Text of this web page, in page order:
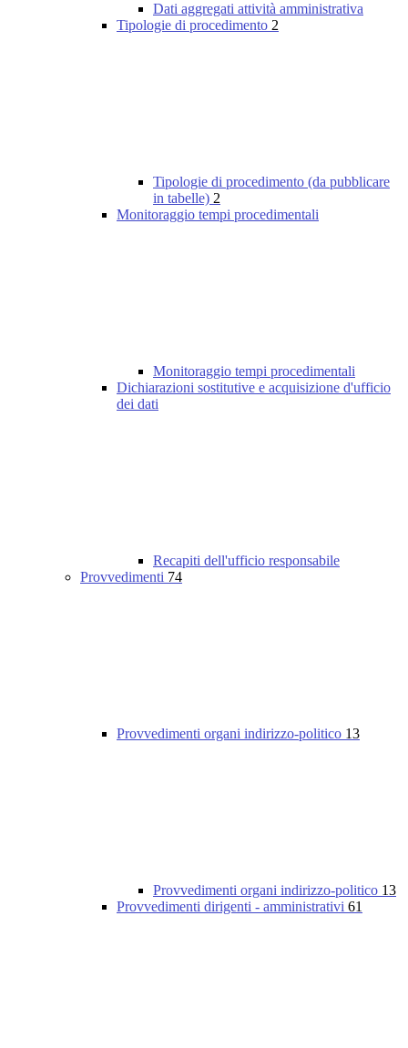
Dati aggregati attività amministrativa
Tipologie di procedimento 2
Tipologie di procedimento (da pubblicare
in tabelle) 2
Monitoraggio tempi procedimentali
Monitoraggio tempi procedimentali
Dichiarazioni sostitutive e acquisizione d'ufficio
dei dati
Recapiti dell'ufficio responsabile
Provvedimenti 74
Provvedimenti organi indirizzo-politico 13
Provvedimenti organi indirizzo-politico 13
Provvedimenti dirigenti - amministrativi 61